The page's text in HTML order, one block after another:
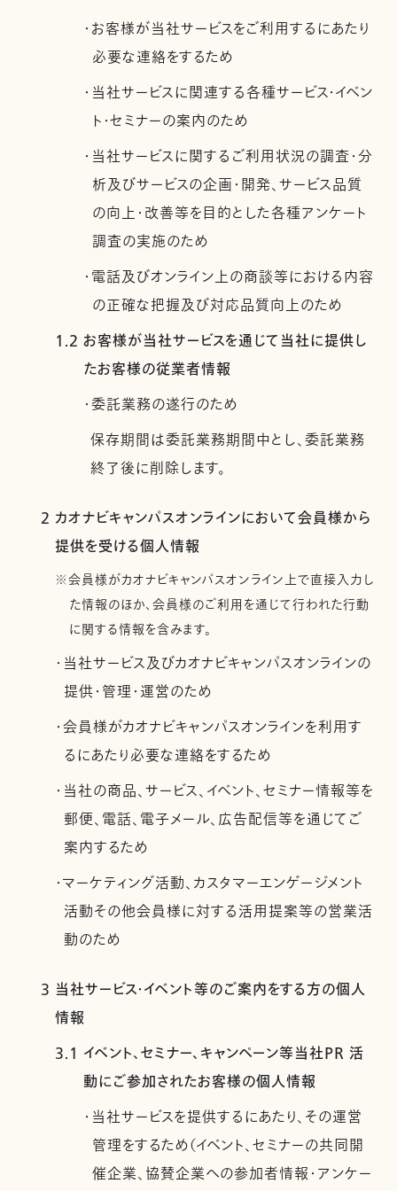
・お客様が当社サービスをご利用するにあたり
必要な連絡をするため
・当社サービスに関連する各種サービス・イベン
ト・セミナーの案内のため
・当社サービスに関するご利用状況の調査・分
析及びサービスの企画・開発、サービス品質
の向上・改善等を目的とした各種アンケート
調査の実施のため
・電話及びオンライン上の商談等における内容
の正確な把握及び対応品質向上のため
1.2 お客様が当社サービスを通じて当社に提供し
たお客様の従業者情報
・委託業務の遂行のため
保存期間は委託業務期間中とし、委託業務
終了後に削除します。
2 カオナビキャンパスオンラインにおいて会員様から
提供を受ける個人情報
※会員様がカオナビキャンパスオンライン上で直接入力し
た情報のほか、会員様のご利用を通じて行われた行動
に関する情報を含みます。
・当社サービス及びカオナビキャンパスオンラインの
提供・管理・運営のため
・会員様がカオナビキャンパスオンラインを利用す
るにあたり必要な連絡をするため
・当社の商品、サービス、イベント、セミナー情報等を
郵便、電話、電子メール、広告配信等を通じてご
案内するため
・マーケティング活動、カスタマーエンゲージメント
活動その他会員様に対する活用提案等の営業活
動のため
3 当社サービス・イベント等のご案内をする方の個人
情報
3.1 イベント、セミナー、キャンペーン等当社PR 活
動にご参加されたお客様の個人情報
・当社サービスを提供するにあたり、その運営
管理をするため（イベント、セミナーの共同開
催企業、協賛企業への参加者情報・アンケー